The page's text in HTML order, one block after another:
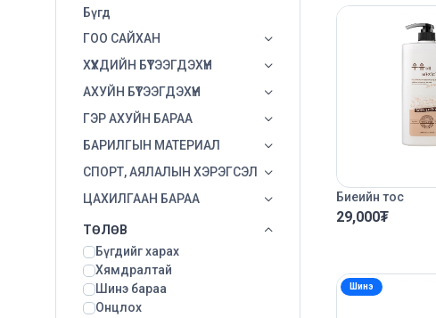
Бүгд
ГОО САЙХАН
ХҮҮХДИЙН БҮТЭЭГДЭХҮҮН
АХУЙН БҮТЭЭГДЭХҮҮН
ГЭР АХУЙН БАРАА
БАРИЛГЫН МАТЕРИАЛ
СПОРТ, АЯЛАЛЫН ХЭРЭГСЭЛ
ЦАХИЛГААН БАРАА
ТӨЛӨВ
Бүгдийг харах
Хямдралтай
Шинэ бараа
Онцлох
Биеийн тос
29,000₮
Шинэ